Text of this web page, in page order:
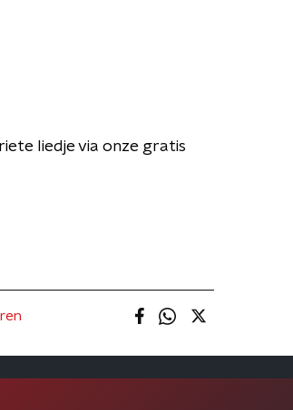
liedje via onze gratis